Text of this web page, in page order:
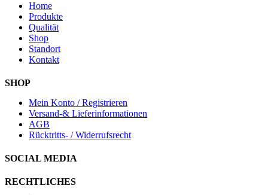
Home
Produkte
Qualität
Shop
Standort
Kontakt
SHOP
Mein Konto / Registrieren
Versand-& Lieferinformationen
AGB
Rücktritts- / Widerrufsrecht
SOCIAL MEDIA
RECHTLICHES